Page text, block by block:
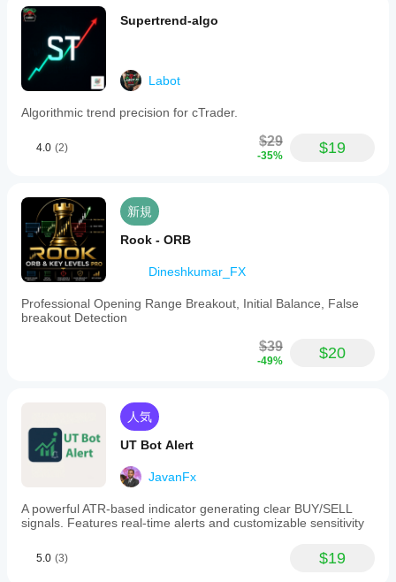
Supertrend-algo
Labot
Algorithmic trend precision for cTrader.
4.0 (2) $29
-35% $19
新規
Rook - ORB
Dineshkumar_FX
Professional Opening Range Breakout, Initial Balance, False
breakout Detection
$39
-49% $20
人気
UT Bot Alert
JavanFx
A powerful ATR-based indicator generating clear BUY/SELL
signals. Features real-time alerts and customizable sensitivity
5.0 (3) $19